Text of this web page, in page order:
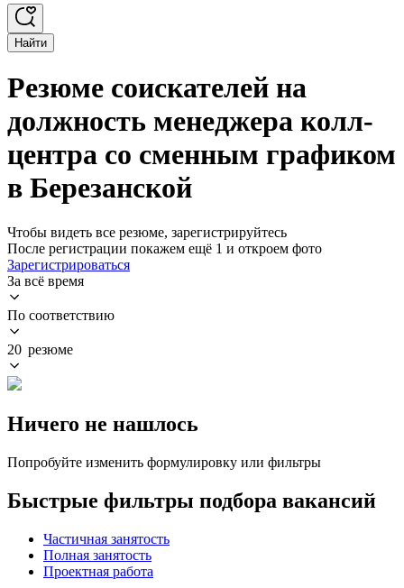
Найти
Резюме соискателей на
должность менеджера колл-
центра со сменным графиком
в Березанской
Чтобы видеть все резюме, зарегистрируйтесь
После регистрации покажем ещё 1 и откроем фото
Зарегистрироваться
За всё время
По соответствию
20 резюме
Ничего не нашлось
Попробуйте изменить формулировку или фильтры
Быстрые фильтры подбора вакансий
Частичная занятость
Полная занятость
Проектная работа